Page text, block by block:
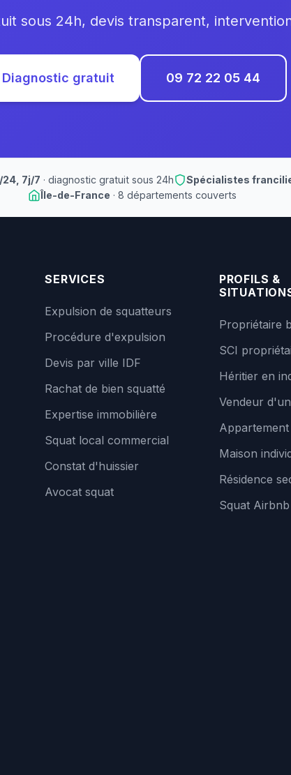
sous 24h, devis transparent,
Diagnostic gratuit 09 72 22 05 44
7j/7 · diagnostic gratuit sous 24h Spécialistes
Île-de-France · 8 départements couverts
SERVICES
Expulsion de squatteurs
Procédure d'expulsion
Devis par ville IDF
Rachat de bien squatté
Expertise immobilière
Squat local commercial
Constat d'huissier
Avocat squat
PROFILS &
Propriétaire
SCI
Héritier en
Vendeur
Appartement
Maison
Résidence
Squat Airbnb